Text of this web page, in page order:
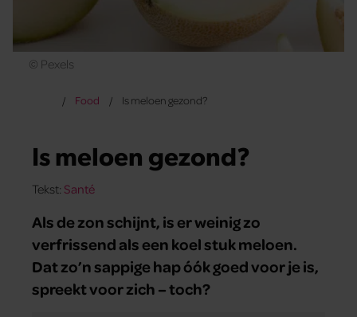
© Pexels
Food Is meloen gezond?
Is meloen gezond?
Tekst: Santé
Als de zon schijnt, is er weinig zo
verfrissend als een koel stuk meloen.
Dat zo’n sappige hap óók goed voor je is,
spreekt voor zich – toch?